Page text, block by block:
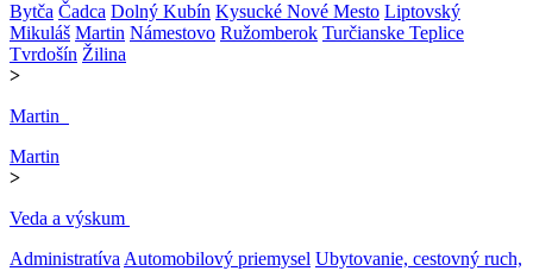
Bytča Čadca Dolný Kubín Kysucké Nové Mesto Liptovský
Mikuláš Martin Námestovo Ružomberok Turčianske Teplice
Tvrdošín Žilina
>
Martin
Martin
>
Veda a výskum
AdministratívaAutomobilový priemysel Ubytovanie, cestovný ruch,